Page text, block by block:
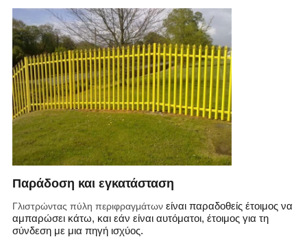
Παράδοση και εγκατάσταση
Γλιστρώντας πύλη περιφραγμάτωνείναι παραδοθείς έτοιμος να
αμπαρώσει κάτω, και εάν είναι αυτόματοι, έτοιμος για τη
σύνδεση με μια πηγή ισχύος.